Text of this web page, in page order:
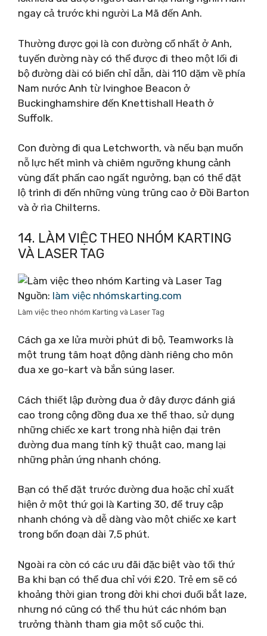
ngay cả trước khi người La Mã đến Anh.
Thường được gọi là con đường cổ nhất ở Anh,
tuyến đường này có thể được đi theo một lối đi
bộ đường dài có biển chỉ dẫn, dài 110 dặm về phía
Nam nước Anh từ Ivinghoe Beacon ở
Buckinghamshire đến Knettishall Heath ở
Suffolk.
Con đường đi qua Letchworth, và nếu bạn muốn
nỗ lực hết mình và chiêm ngưỡng khung cảnh
vùng đất phấn cao ngất ngưởng, bạn có thể đặt
lộ trình đi đến những vùng trũng cao ở Đồi Barton
và ở rìa Chilterns.
14. LÀM VIỆC THEO NHÓM KARTING
VÀ LASER TAG
Nguồn: làm việc nhómskarting.com
Làm việc theo nhóm Karting và Laser Tag
Cách ga xe lửa mười phút đi bộ, Teamworks là
một trung tâm hoạt động dành riêng cho môn
đua xe go-kart và bắn súng laser.
Cách thiết lập đường đua ở đây được đánh giá
cao trong cộng đồng đua xe thể thao, sử dụng
những chiếc xe kart trong nhà hiện đại trên
đường đua mang tính kỹ thuật cao, mang lại
những phản ứng nhanh chóng.
Bạn có thể đặt trước đường đua hoặc chỉ xuất
hiện ở một thứ gọi là Karting 30, để truy cập
nhanh chóng và dễ dàng vào một chiếc xe kart
trong bốn đoạn dài 7,5 phút.
Ngoài ra còn có các ưu đãi đặc biệt vào tối thứ
Ba khi bạn có thể đua chỉ với £20. Trẻ em sẽ có
khoảng thời gian trong đời khi chơi đuổi bắt laze,
nhưng nó cũng có thể thu hút các nhóm bạn
trưởng thành tham gia một số cuộc thi.